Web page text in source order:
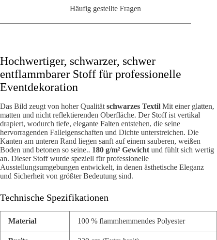
Häufig gestellte Fragen
Hochwertiger, schwarzer, schwer
entflammbarer Stoff für professionelle
Eventdekoration
Das Bild zeugt von hoher Qualität schwarzes Textil Mit einer glatten,
matten und nicht reflektierenden Oberfläche. Der Stoff ist vertikal
drapiert, wodurch tiefe, elegante Falten entstehen, die seine
hervorragenden Falleigenschaften und Dichte unterstreichen. Die
Kanten am unteren Rand liegen sanft auf einem sauberen, weißen
Boden und betonen so seine.. 180 g/m² Gewicht und fühlt sich wertig
an. Dieser Stoff wurde speziell für professionelle
Ausstellungsumgebungen entwickelt, in denen ästhetische Eleganz
und Sicherheit von größter Bedeutung sind.
Technische Spezifikationen
Material 100 % flammhemmendes Polyester